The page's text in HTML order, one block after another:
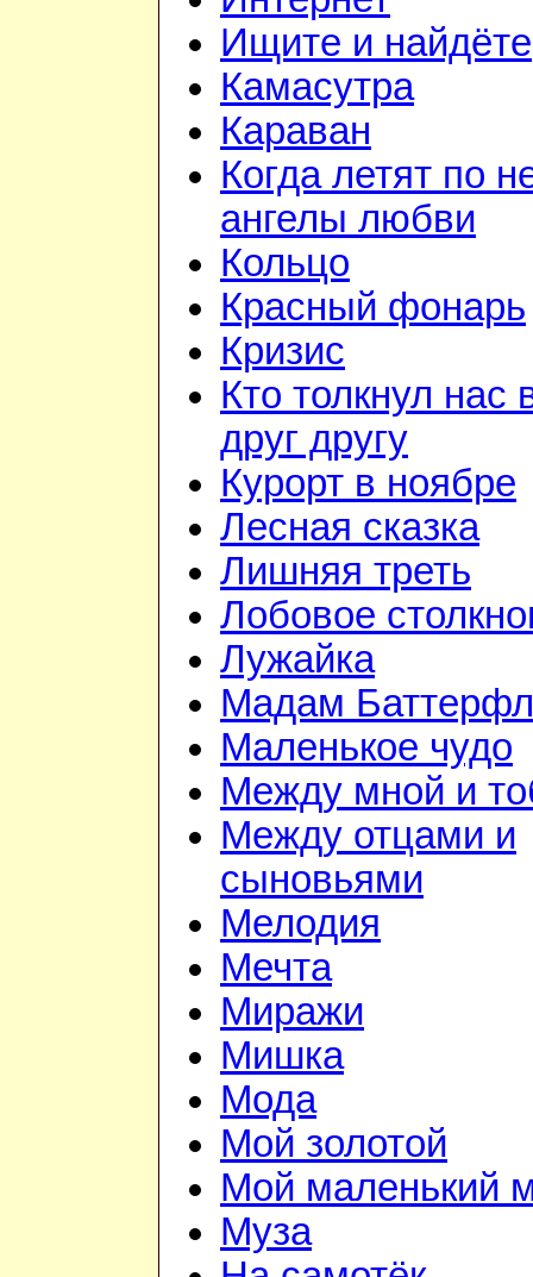
Ищите и найдёте
Камасутра
Караван
Когда летят по
ангелы любви
Кольцо
Красный фонарь
Кризис
Кто толкнул нас
друг другу
Курорт в ноябре
Лесная сказка
Лишняя треть
Лобовое
Лужайка
Мадам
Маленькое чудо
Между мной и
Между отцами и
сыновьями
Мелодия
Мечта
Миражи
Мишка
Мода
Мой золотой
Мой маленький
Муза